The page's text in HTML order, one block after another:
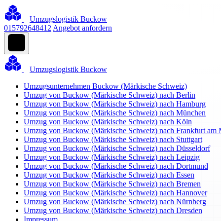
Umzugslogistik Buckow
015792648412 Angebot anfordern
Umzugslogistik Buckow
Umzugsunternehmen Buckow (Märkische Schweiz)
Umzug von Buckow (Märkische Schweiz) nach Berlin
Umzug von Buckow (Märkische Schweiz) nach Hamburg
Umzug von Buckow (Märkische Schweiz) nach München
Umzug von Buckow (Märkische Schweiz) nach Köln
Umzug von Buckow (Märkische Schweiz) nach Frankfurt am
Umzug von Buckow (Märkische Schweiz) nach Stuttgart
Umzug von Buckow (Märkische Schweiz) nach Düsseldorf
Umzug von Buckow (Märkische Schweiz) nach Leipzig
Umzug von Buckow (Märkische Schweiz) nach Dortmund
Umzug von Buckow (Märkische Schweiz) nach Essen
Umzug von Buckow (Märkische Schweiz) nach Bremen
Umzug von Buckow (Märkische Schweiz) nach Hannover
Umzug von Buckow (Märkische Schweiz) nach Nürnberg
Umzug von Buckow (Märkische Schweiz) nach Dresden
Impressum